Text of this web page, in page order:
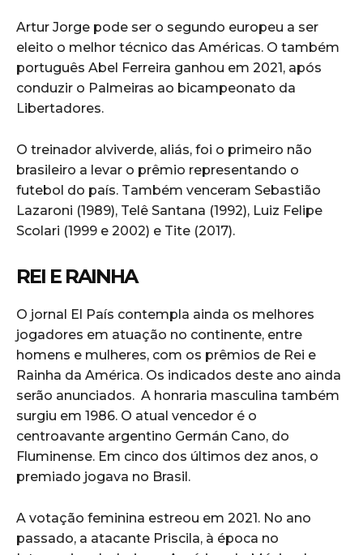
Artur Jorge pode ser o segundo europeu a ser
eleito o melhor técnico das Américas. O também
português Abel Ferreira ganhou em 2021, após
conduzir o Palmeiras ao bicampeonato da
Libertadores.
O treinador alviverde, aliás, foi o primeiro não
brasileiro a levar o prêmio representando o
futebol do país. Também venceram Sebastião
Lazaroni (1989), Telê Santana (1992), Luiz Felipe
Scolari (1999 e 2002) e Tite (2017).
REI E RAINHA
O jornal El País contempla ainda os melhores
jogadores em atuação no continente, entre
homens e mulheres, com os prêmios de Rei e
Rainha da América. Os indicados deste ano ainda
serão anunciados. A honraria masculina também
surgiu em 1986. O atual vencedor é o
centroavante argentino Germán Cano, do
Fluminense. Em cinco dos últimos dez anos, o
premiado jogava no Brasil.
A votação feminina estreou em 2021. No ano
passado, a atacante Priscila, à época no